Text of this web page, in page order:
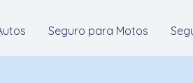
Seguro para Motos